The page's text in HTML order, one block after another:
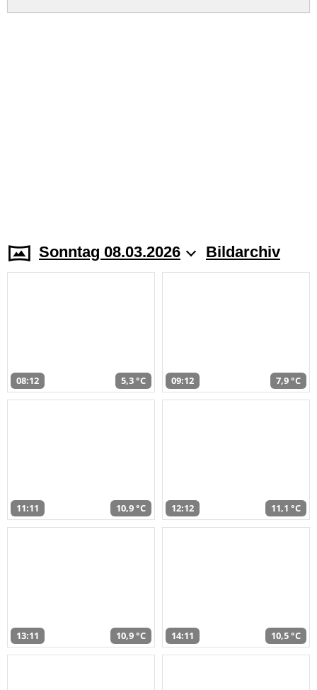
Sonntag 08.03.2026 Bildarchiv
08:12 5,3 °C 09:12 7,9 °C
11:11 10,9 °C 12:12 11,1 °C
13:11 10,9 °C 14:11 10,5 °C